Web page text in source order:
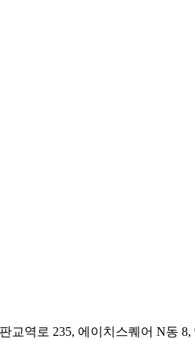
교역로 235, 에이치스퀘어 N동 8,